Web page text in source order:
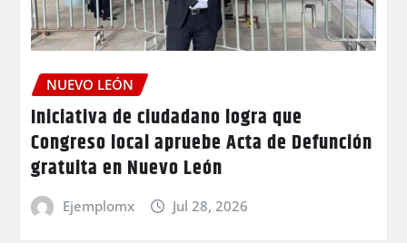
NUEVO LEÓN
Iniciativa de ciudadano logra que
Congreso local apruebe Acta de Defunción
gratuita en Nuevo León
Ejemplomx Jul 28, 2026